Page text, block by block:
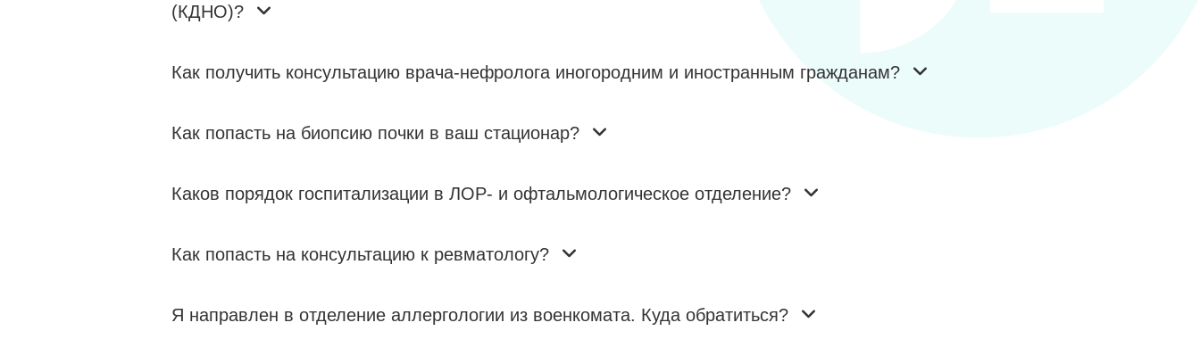
(КДНО)?
Как получить консультацию врача-нефролога иногородним и иностранным гражданам?
Как попасть на биопсию почки в ваш стационар?
Каков порядок госпитализации в ЛОР- и офтальмологическое отделение?
Как попасть на консультацию к ревматологу?
Я направлен в отделение аллергологии из военкомата. Куда обратиться?